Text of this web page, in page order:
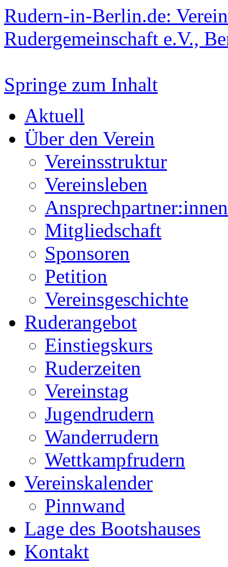
Rudern-in-Berlin.de:
Rudergemeinschaft e.V.,
Springe zum Inhalt
Aktuell
Über den Verein
Vereinsstruktur
Vereinsleben
Ansprechpartner:innen
Mitgliedschaft
Sponsoren
Petition
Vereinsgeschichte
Ruderangebot
Einstiegskurs
Ruderzeiten
Vereinstag
Jugendrudern
Wanderrudern
Wettkampfrudern
Vereinskalender
Pinnwand
Lage des Bootshauses
Kontakt